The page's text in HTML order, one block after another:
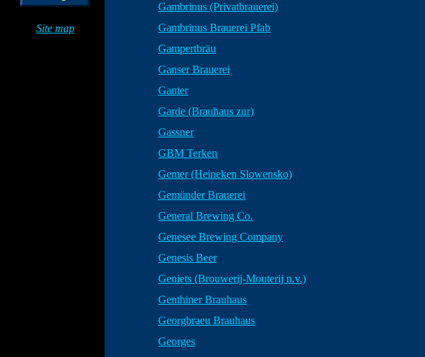
Site map
Gambrinus (Privatbrauerei)
Gambrinus Brauerei Pfab
Gampertbräu
Ganser Brauerei
Ganter
Garde (Brauhaus zur)
Gassner
GBM Terken
Gemer (Heineken Slowensko)
Gemünder Brauerei
General Brewing Co.
Genesee Brewing Company
Genesis Beer
Geniets (Brouwerij-Mouterij n.v.)
Genthiner Brauhaus
Georgbraeu Brauhaus
Georges